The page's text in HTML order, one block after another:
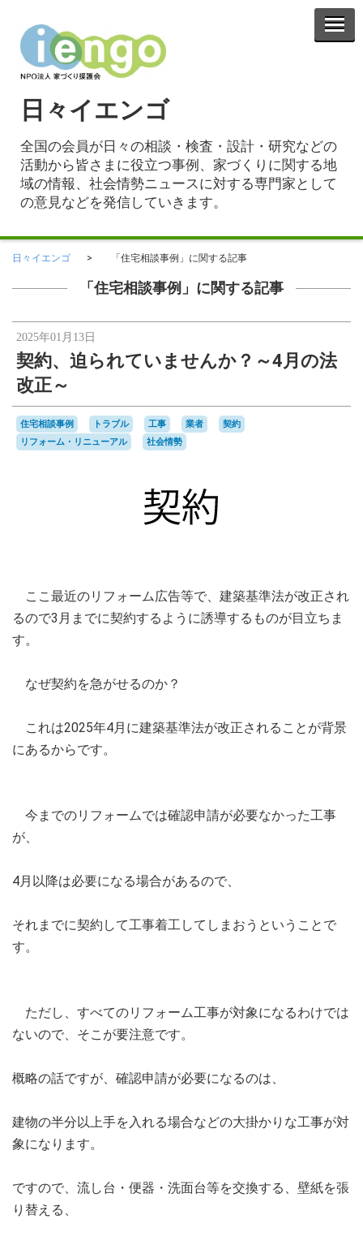
日々イエンゴ
全国の会員が日々の相談・検査・設計・研究などの
活動から皆さまに役立つ事例、家づくりに関する地
域の情報、社会情勢ニュースに対する専門家として
の意見などを発信していきます。
日々イエンゴ 「住宅相談事例」に関する記事
「住宅相談事例」に関する記事
2025年01月13日
契約、迫られていませんか？～4月の法
改正～
住宅相談事例 トラブル 工事 業者
契約
リフォーム・リニューアル
社会情勢
ここ最近のリフォーム広告等で、建築基準法が改正され
るので3月までに契約するように誘導するものが目立ちま
す。
なぜ契約を急がせるのか？
これは2025年4月に建築基準法が改正されることが背景
にあるからです。
今までのリフォームでは確認申請が必要なかった工事
が、
4月以降は必要になる場合があるので、
それまでに契約して工事着工してしまおうということで
す。
ただし、すべてのリフォーム工事が対象になるわけでは
ないので、そこが要注意です。
概略の話ですが、確認申請が必要になるのは、
建物の半分以上手を入れる場合などの大掛かりな工事が対
象になります。
ですので、流し台・便器・洗面台等を交換する、壁紙を張
り替える、